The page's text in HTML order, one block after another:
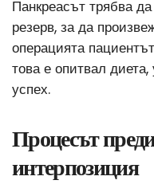
Панкреасът трябва
резерв, за да
операцията
това е опитвал
успех.
Процесът
интерпозиция